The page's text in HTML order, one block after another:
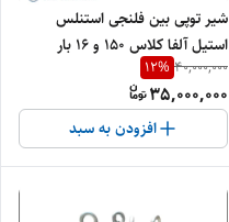
شیر توپی بین فلنجی استنلس
استیل آلفا کلاس ۱۵۰ و ۱۶ بار
40,000,000
12%
35,000,000
افزودن به سبد